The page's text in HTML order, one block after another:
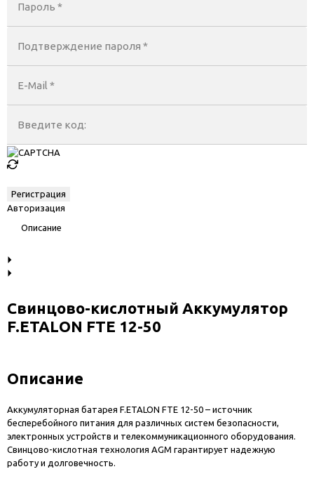
Пароль *
Подтверждение пароля *
E-Mail *
Введите код:
Авторизация
Описание
Свинцово-кислотный Аккумулятор
F.ETALON FTE 12-50
Описание
Аккумуляторная батарея F.ETALON FTE 12-50 – источник
бесперебойного питания для различных систем безопасности,
электронных устройств и телекоммуникационного оборудования.
Свинцово-кислотная технология AGM гарантирует надежную
работу и долговечность.